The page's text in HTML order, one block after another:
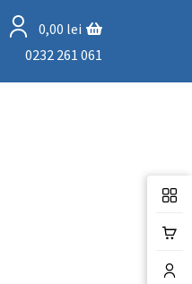
0,00 lei
0232 261 061